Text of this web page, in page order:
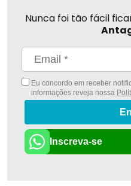
Nunca foi tão fácil
Eu concordo em receber
informações reveja nossa
Inscreva-se